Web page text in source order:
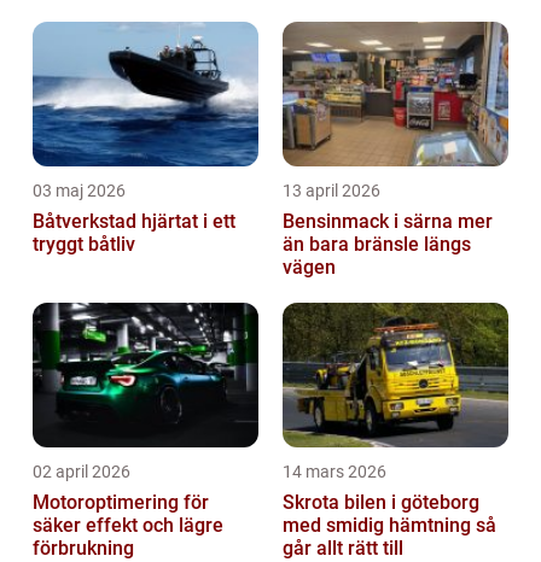
03 maj 2026
Båtverkstad hjärtat i ett
tryggt båtliv
13 april 2026
Bensinmack i särna mer
än bara bränsle längs
vägen
02 april 2026
Motoroptimering för
säker effekt och lägre
förbrukning
14 mars 2026
Skrota bilen i göteborg
med smidig hämtning så
går allt rätt till